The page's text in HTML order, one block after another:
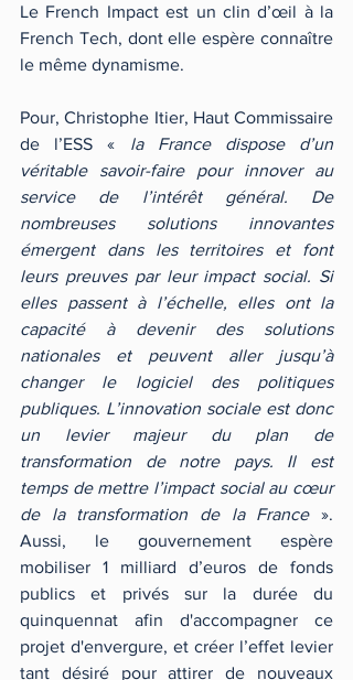
Le French Impact est un clin d’œil à la
French Tech, dont elle espère connaître
le même dynamisme.
Pour, Christophe Itier, Haut Commissaire
de l’ESS « la France dispose d’un
véritable savoir-faire pour innover au
service de l’intérêt général. De
nombreuses solutions innovantes
émergent dans les territoires et font
leurs preuves par leur impact social. Si
elles passent à l’échelle, elles ont la
capacité à devenir des solutions
nationales et peuvent aller jusqu’à
changer le logiciel des politiques
publiques. L’innovation sociale est donc
un levier majeur du plan de
transformation de notre pays. Il est
temps de mettre l’impact social au cœur
de la transformation de la France ».
Aussi, le gouvernement espère
mobiliser 1 milliard d’euros de fonds
publics et privés sur la durée du
quinquennat afin d'accompagner ce
projet d'envergure, et créer l’effet levier
tant désiré pour attirer de nouveaux